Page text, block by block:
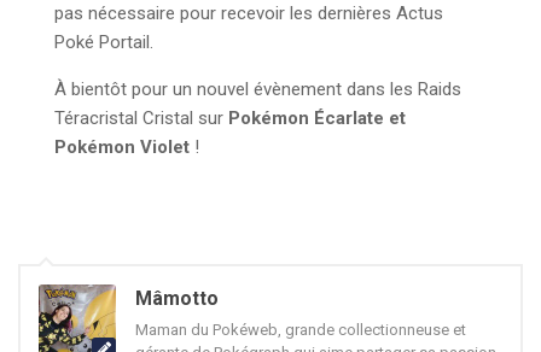
pas nécessaire pour recevoir les dernières Actus
Poké Portail.
À bientôt pour un nouvel évènement dans les Raids
Téracristal Cristal sur Pokémon Écarlate et
Pokémon Violet !
Mâmotto
Maman du Pokéweb, grande collectionneuse et